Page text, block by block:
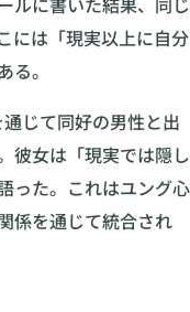
には「現実以上に自分
。
じて同好の男性と出
彼女は「現実では隠し
った。これはユング心
係を通じて統合され